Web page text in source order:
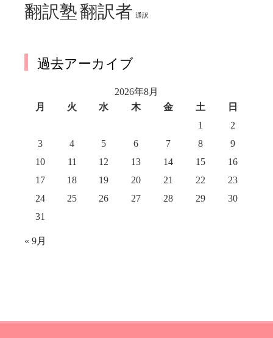
翻訳塾翻訳者 通訳
過去アーカイブ
2026年8月
月
火 水 木 金 土
日
1
2
3
4 5 6 7 8
9
10
11 12 13 14 15
16
17
18 19 20 21 22
23
24
25 26 27 28 29
30
31
« 9月